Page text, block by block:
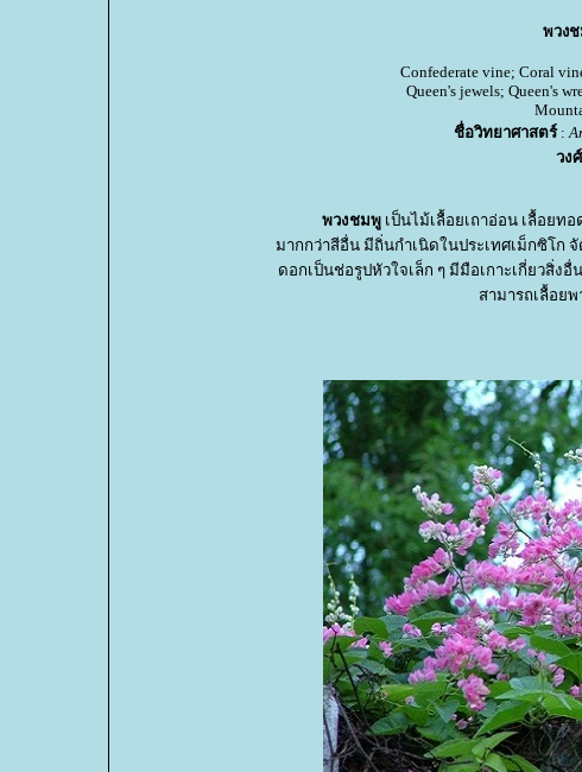
พวง
Confederate vine; Coral
Queen's jewels; Queen's
ชื่อวิทยาศาสตร์:
วงศ์
พวงชมพู เป็นไม้เลื้อยเถาอ่อน เลื้อยท
มากกว่าสีอื่น มีถิ่นกำเนิดในประเทศเม็กซิโก จั
ดอกเป็นช่อรูปหัวใจเล็ก ๆ มีมือเกาะเกี่ยวสิ่ง
สามารถเลื้อย